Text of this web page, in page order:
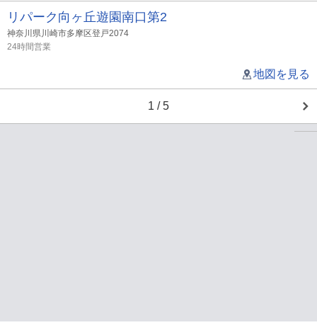
リパーク向ヶ丘遊園南口第2
神奈川県川崎市多摩区登戸2074
24時間営業
地図を見る
1 / 5